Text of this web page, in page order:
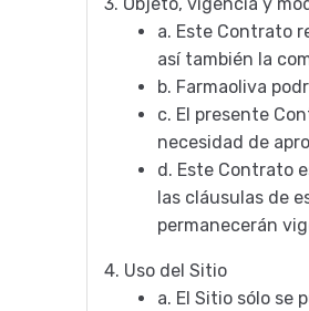
a. Este Contrato
así también la
b. Farmaoliva
c. El presente
necesidad de
d. Este Contrato
las cláusulas de
permanecerán
4. Uso del Sitio
a. El Sitio sólo se